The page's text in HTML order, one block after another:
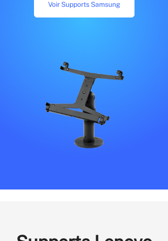
Voir Supports Samsung